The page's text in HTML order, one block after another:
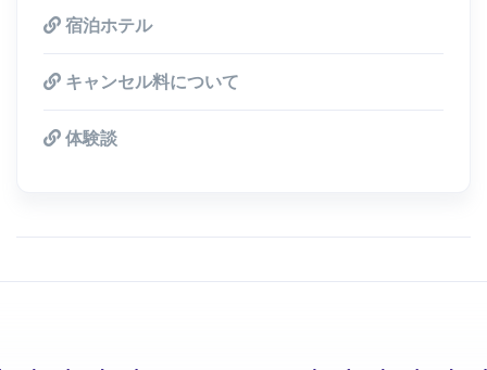
宿泊ホテル
キャンセル料について
体験談